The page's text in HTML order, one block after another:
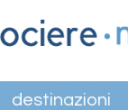
destinazioni